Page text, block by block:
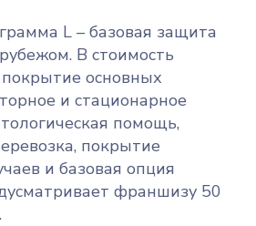
L – базовая защита
В стоимость
основных
и стационарное
помощь,
покрытие
и базовая опция
франшизу 50